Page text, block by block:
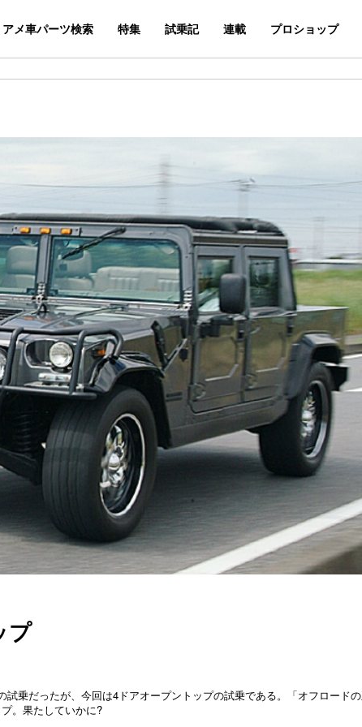
アメ車パーツ検索 特集 試乗記 連載 プロショップ
プ
乗だったが、今回は4ドアオープントップの試乗である。「オフロード
。果たしていかに?